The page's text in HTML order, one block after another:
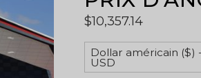
$10,357.14
Dollar américain ($) -
USD